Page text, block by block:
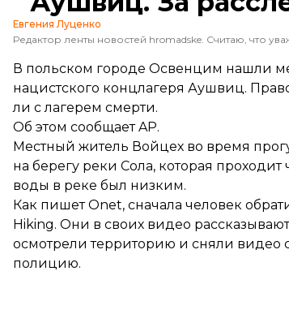
Евгения Луценко
В польском городе Освенцим нашли
нацистского концлагеря Аушвиц.
ли с лагерем смерти.
Об этом сообщаетAP.
Местный житель Войцех во время
на берегу реки Сола, которая
воды в реке был низким.
Как пишетOnet, сначала человек
Hiking. Они в своих видео
осмотрели территорию и сняли видео
полицию.